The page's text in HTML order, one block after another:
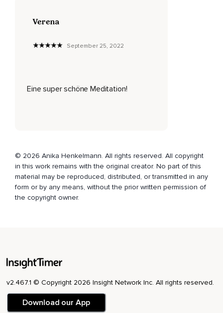
Dass hinter diesem Tor etwas Wundervolles von dir erfahren
Du darfst dir in Selbstliebe erlauben,
Alles anzunehmen,
Was gewesen ist.
All den Schmerz und all die Tränen.
Alles,
Verena
September 25, 2022
Eine super schöne Meditation!
© 2026 Anika Henkelmann. All rights reserved. All copyright
in this work remains with the original creator. No part of this
material may be reproduced, distributed, or transmitted in any
form or by any means, without the prior written permission of
the copyright owner.
v2.467.1 © Copyright 2026 Insight Network Inc. All rights reserved.
Download our App